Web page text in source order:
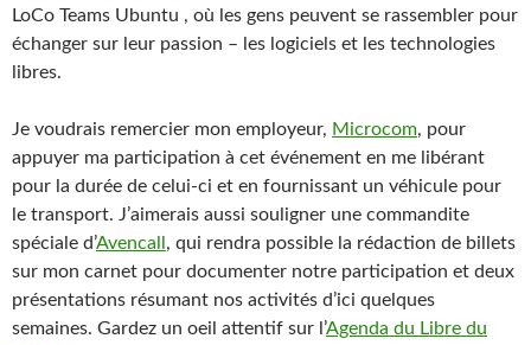
LoCo Teams Ubuntu , où les gens peuvent se rassembler pour
échanger sur leur passion – les logiciels et les technologies
libres.
Je voudrais remercier mon employeur, Microcom, pour
appuyer ma participation à cet événement en me libérant
pour la durée de celui-ci et en fournissant un véhicule pour
le transport. J’aimerais aussi souligner une commandite
spéciale d’Avencall , qui rendra possible la rédaction de billets
sur mon carnet pour documenter notre participation et deux
présentations résumant nos activités d’ici quelques
semaines. Gardez un oeil attentif sur l’Agenda du Libre du